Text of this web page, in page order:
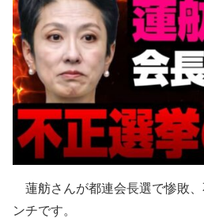
蓮舫さんが都連会長選で惨敗
ンチです。